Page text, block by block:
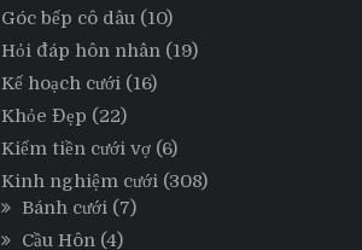
Góc bếp cô dâu(10)
Hỏi đáp hôn nhân(19)
Kế hoạch cưới(16)
Khỏe Đẹp (22)
Kiếm tiền cưới vợ(6)
Kinh nghiệm cưới(308)
Bánh cưới(7)
Cầu Hôn(4)